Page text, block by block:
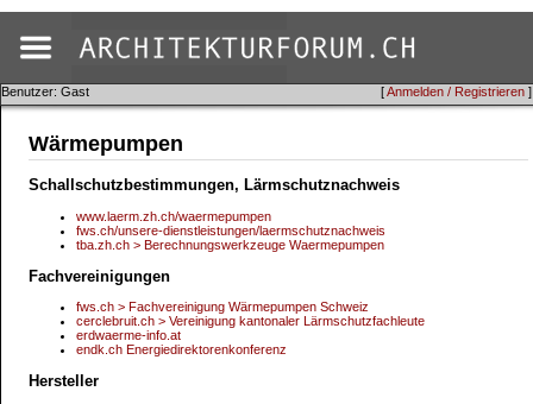
[Anmelden / Registrieren ]
Benutzer: Gast
Wärmepumpen
Schallschutzbestimmungen, Lärmschutznachweis
www.laerm.zh.ch/waermepumpen
fws.ch/unsere-dienstleistungen/laermschutznachweis
tba.zh.ch > Berechnungswerkzeuge Waermepumpen
Fachvereinigungen
fws.ch > Fachvereinigung Wärmepumpen Schweiz
cerclebruit.ch > Vereinigung kantonaler Lärmschutzfachleute
erdwaerme-info.at
endk.ch Energiedirektorenkonferenz
Hersteller